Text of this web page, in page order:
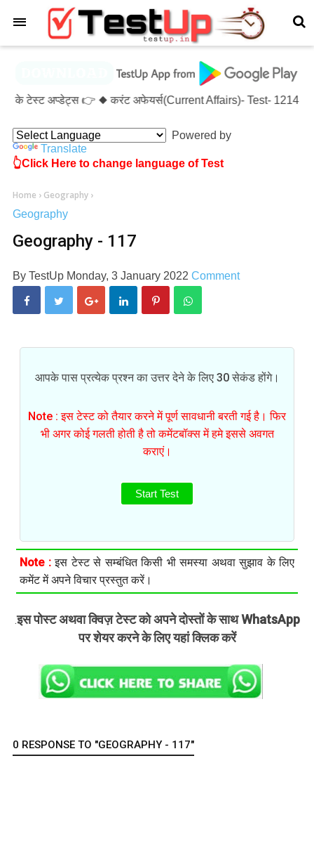
टेस्ट अप्डेट्स 👉 ◆ करंट अफेयर्स(Current Affairs)- Test- 1214 ◆
Powered by
Translate
👆Click Here to change language of Test
Home › Geography ›
Geography
Geography - 117
By TestUp Monday, 3 January 2022 Comment
आपके पास प्रत्येक प्रश्न का उत्तर देने के लिए 30 सेकंड होंगे।
Note : इस टेस्ट को तैयार करने में पूर्ण सावधानी बरती गई है। फिर
भी अगर कोई गलती होती है तो कमेंटबॉक्स में हमे इससे अवगत
कराएं।
Start Test
Note :इस टेस्ट से सम्बंधित किसी भी समस्या अथवा सुझाव के लिए
कमेंट में अपने विचार प्रस्तुत करें।
.इस पोस्ट अथवा क्विज़ टेस्ट को अपने दोस्तों के साथ WhatsApp
पर शेयर करने के लिए यहां क्लिक करें
0 RESPONSE TO "GEOGRAPHY - 117"